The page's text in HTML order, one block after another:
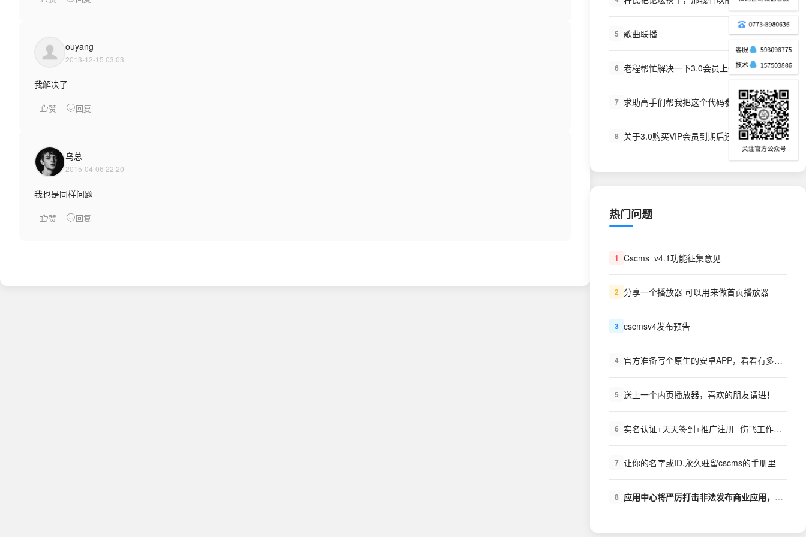
ouyang
2013-12-15 03:03
我解决了
赞 回复
乌总
2015-04-06 22:20
我也是同样问题
赞 回复
5 歌曲联播
6 老程帮忙解决一下3.0会员上传舞曲不加点
7 求助高手们帮我把这个代码参数什么的写一下，本人草根勿喷！谢谢了
8 关于3.0购买VIP会员到期后还是可以下载的问题
热门问题
1 Cscms_v4.1功能征集意见
2 分享一个播放器 可以用来做首页播放器
3 cscmsv4发布预告
4 官方准备写个原生的安卓APP，看看有多少需求？
5 送上一个内页播放器，喜欢的朋友请进！
6 实名认证+天天签到+推广注册--伤飞工作室++扩展下载
7 让你的名字或ID,永久驻留cscms的手册里
8 应用中心将严厉打击非法发布商业应用，盗版商业应用的行为